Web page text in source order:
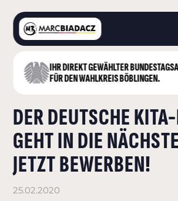
IHR DIREKT GEWÄHLTER
FÜR DEN WAHLKREIS BÖBLINGEN.
STARTSEITE
LANDKREIS
DEUTSCHER
AKTUELLES
KONTAKT
DER DEUTSCHE
GEHT IN DIE
JETZT BEWERBEN!
25.02.2020